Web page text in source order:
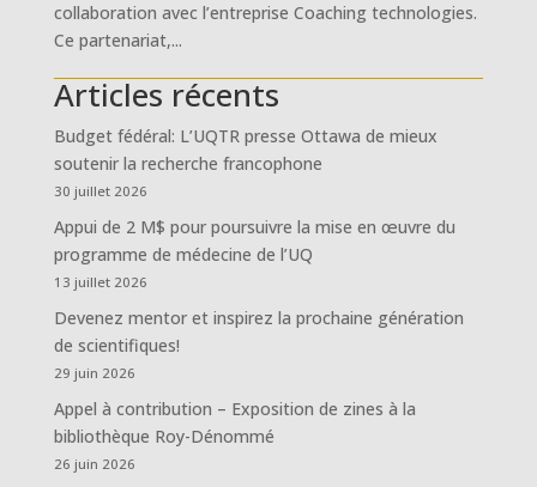
collaboration avec l’entreprise Coaching technologies.
Ce partenariat,...
Articles récents
Budget fédéral: L’UQTR presse Ottawa de mieux
soutenir la recherche francophone
30 juillet 2026
Appui de 2 M$ pour poursuivre la mise en œuvre du
programme de médecine de l’UQ
13 juillet 2026
Devenez mentor et inspirez la prochaine génération
de scientifiques!
29 juin 2026
Appel à contribution – Exposition de zines à la
bibliothèque Roy-Dénommé
26 juin 2026